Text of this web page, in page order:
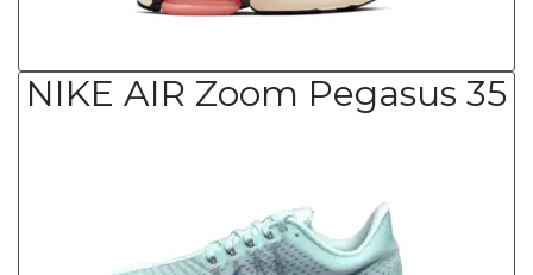
NIKE AIR Zoom Pegasus 35